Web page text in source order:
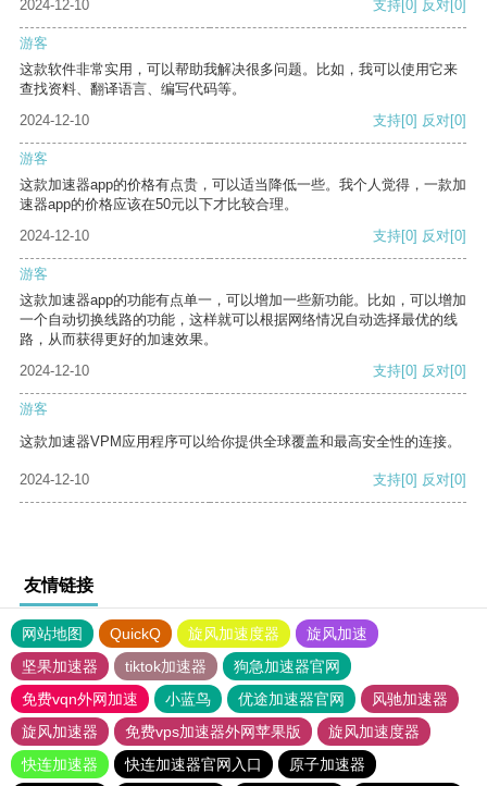
2024-12-10
支持[0] 反对[0]
游客
这款软件非常实用，可以帮助我解决很多问题。比如，我可以使用它来
查找资料、翻译语言、编写代码等。
2024-12-10
支持[0] 反对[0]
游客
这款加速器app的价格有点贵，可以适当降低一些。我个人觉得，一款加
速器app的价格应该在50元以下才比较合理。
2024-12-10
支持[0] 反对[0]
游客
这款加速器app的功能有点单一，可以增加一些新功能。比如，可以增加
一个自动切换线路的功能，这样就可以根据网络情况自动选择最优的线
路，从而获得更好的加速效果。
2024-12-10
支持[0] 反对[0]
游客
这款加速器VPM应用程序可以给你提供全球覆盖和最高安全性的连接。
2024-12-10 支持[0] 反对[0]
友情链接
网站地图 QuickQ 旋风加速度器
旋风加速
坚果加速器
tiktok加速器
狗急加速器官网
免费vqn外网加速
小蓝鸟 优途加速器官网
风驰加速器
旋风加速器
免费vps加速器外网苹果版
旋风加速度器
快连加速器
快连加速器官网入口 原子加速器